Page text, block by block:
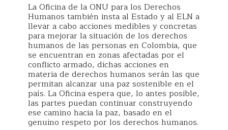
La Oficina de la ONU para los Derechos
Humanos también insta al Estado y al ELN a
llevar a cabo acciones medibles y concretas
para mejorar la situación de los derechos
humanos de las personas en Colombia, que
se encuentran en zonas afectadas por el
conflicto armado, dichas acciones en
materia de derechos humanos serán las que
permitan alcanzar una paz sostenible en el
país. La Oficina espera que, lo antes posible,
las partes puedan continuar construyendo
ese camino hacia la paz, basado en el
genuino respeto por los derechos humanos.